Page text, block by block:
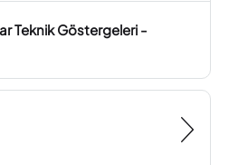
Teknik Göstergeleri -